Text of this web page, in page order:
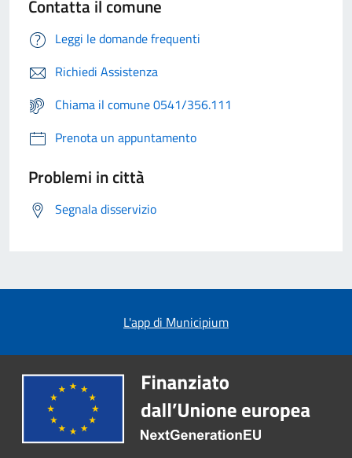
Contatta il comune
Leggi le domande frequenti
Richiedi Assistenza
Chiama il comune 0541/356.111
Prenota un appuntamento
Problemi in città
Segnala disservizio
L'app di Municipium